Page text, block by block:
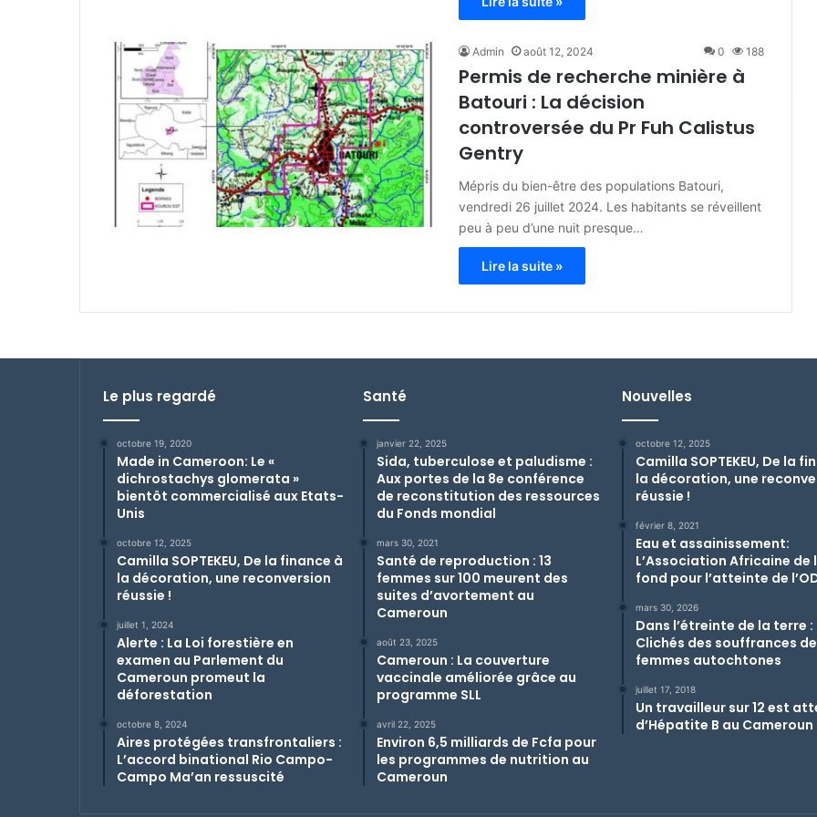
Admin août 12, 2024 0 188
Permis de recherche minière à
Batouri : La décision
controversée du Pr Fuh Calistus
Gentry
Mépris du bien-être des populations Batouri,
vendredi 26 juillet 2024. Les habitants se réveillent
peu à peu d’une nuit presque…
Lire la suite »
Le plus regardé
octobre 19, 2020
Made in Cameroon: Le «
dichrostachys glomerata »
bientôt commercialisé aux Etats-
Unis
octobre 12, 2025
Camilla SOPTEKEU, De la finance à
la décoration, une reconversion
réussie !
juillet 1, 2024
Alerte : La Loi forestière en
examen au Parlement du
Cameroun promeut la
déforestation
octobre 8, 2024
Aires protégées transfrontaliers :
L’accord binational Rio Campo-
Campo Ma’an ressuscité
Santé
janvier 22, 2025
Sida, tuberculose et paludisme :
Aux portes de la 8e conférence
de reconstitution des ressources
du Fonds mondial
mars 30, 2021
Santé de reproduction : 13
femmes sur 100 meurent des
suites d’avortement au
Cameroun
août 23, 2025
Cameroun : La couverture
vaccinale améliorée grâce au
programme SLL
avril 22, 2025
Environ 6,5 milliards de Fcfa pour
les programmes de nutrition au
Cameroun
Nouvelles
octobre 12, 2025
Camilla SOPTEKEU, De la
la décoration, une
réussie !
février 8, 2021
Eau et assainissement:
L’Association Africaine de
fond pour l’atteinte de
mars 30, 2026
Dans l’étreinte de la terre :
Clichés des souffrances
femmes autochtones
juillet 17, 2018
Un travailleur sur 12 est
d’Hépatite B au Cameroun